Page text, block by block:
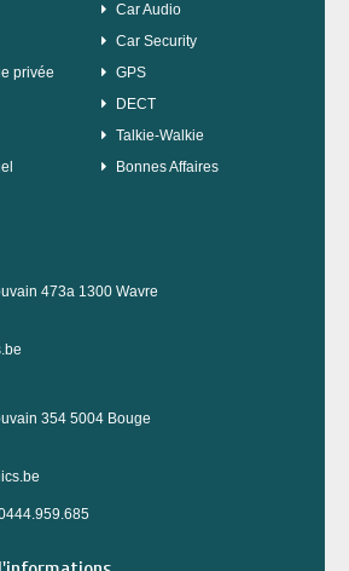
privée
Car Audio
Car Security
GPS
DECT
Talkie-Walkie
Bonnes Affaires
473a 1300 Wavre
354 5004 Bouge